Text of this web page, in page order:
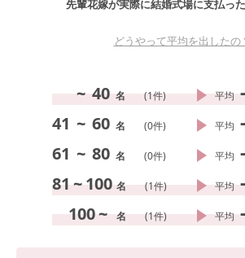
先輩花嫁が実際に結婚式場に支払っ
どうやって平均を出したの
~ 40 名 (1件) 平均 -
41 ~ 60 名 (0件) 平均 -
61 ~ 80 名 (0件) 平均 -
81 ~100 名 (1件) 平均 -
100~ 名 (1件) 平均 -